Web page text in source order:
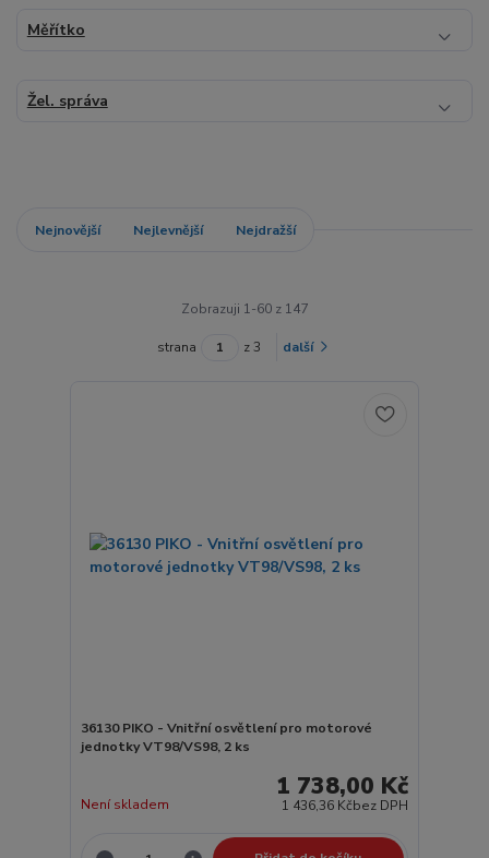
Měřítko
Žel. správa
Nejnovější Nejlevnější Nejdražší
Zobrazuji 1-60 z 147
strana z 3 další
36130 PIKO - Vnitřní osvětlení pro motorové
jednotky VT98/VS98, 2 ks
1 738,00 Kč
1 436,36 Kčbez DPH
Není skladem